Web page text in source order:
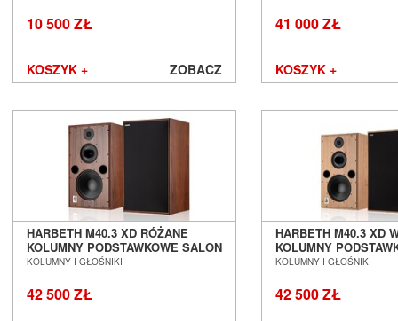
Martin Logan
Melodika
Monitor Audio
Monolith Audio
Moon by Simaudio
Moonriver Audio
Mozos
Music Hall
10 500 ZŁ
KOSZYK + ZOBACZ
41 000 ZŁ
KOSZYK +
HARBETH M40.3 XD RÓŻANE
KOLUMNY PODSTAWKOWE SALON
POZNAŃ WROCŁAW
KOLUMNY I GŁOŚNIKI
42 500 ZŁ
HARBETH M40.3 XD
KOLUMNY
POZNAŃ WROCŁAW
KOLUMNY I GŁOŚNIKI
42 500 ZŁ